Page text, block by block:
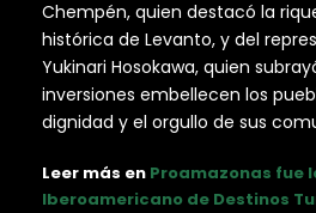
Chempén, quien destacó la
histórica de Levanto, y del
Yukinari Hosokawa, quien
inversiones embellecen los
dignidad y el orgullo de sus
Leer más en Proamazonas fue
Iberoamericano de Destinos